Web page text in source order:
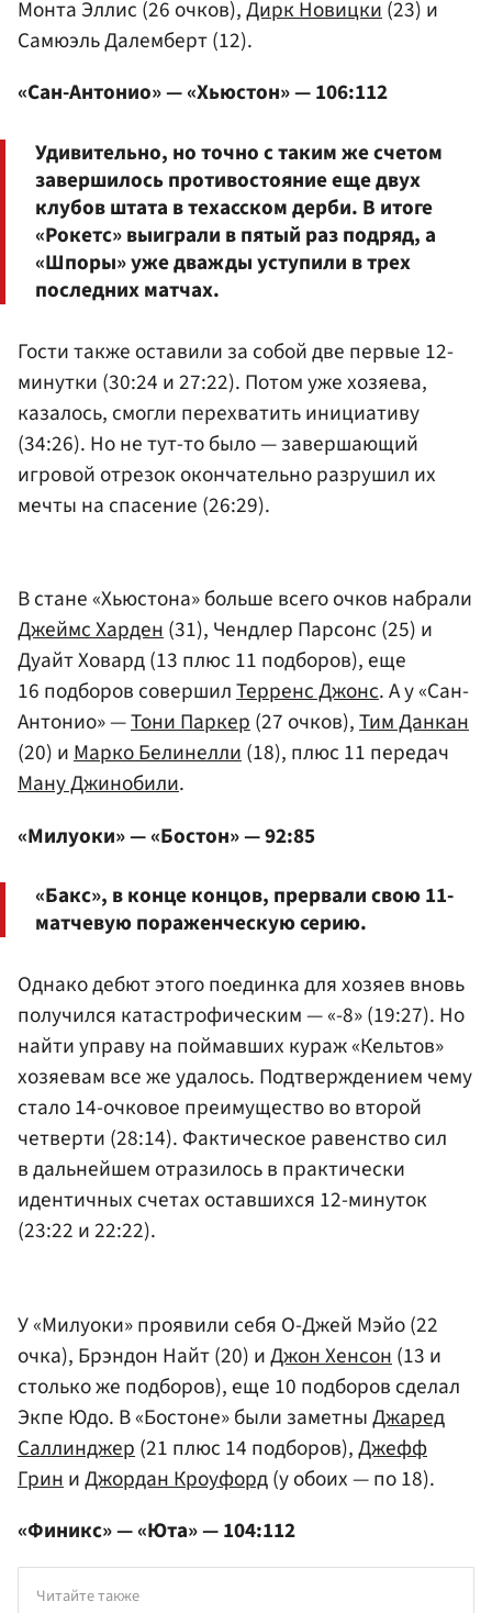
Монта Эллис (26 очков),Дирк Новицки(23) и
Самюэль Далемберт (12).
«Сан-Антонио» — «Хьюстон» — 106:112
Удивительно, но точно с таким же счетом
завершилось противостояние еще двух
клубов штата в техасском дерби. В итоге
«Рокетс» выиграли в пятый раз подряд, а
«Шпоры» уже дважды уступили в трех
последних матчах.
Гости также оставили за собой две первые 12-
минутки (30:24 и 27:22). Потом уже хозяева,
казалось, смогли перехватить инициативу
(34:26). Но не тут-то было — завершающий
игровой отрезок окончательно разрушил их
мечты на спасение (26:29).
В стане «Хьюстона» больше всего очков набрали
Джеймс Харден(31), Чендлер Парсонс (25) и
Дуайт Ховард (13 плюс 11 подборов), еще
16 подборов совершилТерренс Джонс. А у «Сан-
Антонио» —Тони Паркер(27 очков),Тим Данкан
(20) иМарко Белинелли(18), плюс 11 передач
Ману Джинобили.
«Милуоки» — «Бостон» — 92:85
«Бакс», в конце концов, прервали свою 11-
матчевую пораженческую серию.
Однако дебют этого поединка для хозяев вновь
получился катастрофическим — «-8» (19:27). Но
найти управу на поймавших кураж «Кельтов»
хозяевам все же удалось. Подтверждением чему
стало 14-очковое преимущество во второй
четверти (28:14). Фактическое равенство сил
в дальнейшем отразилось в практически
идентичных счетах оставшихся 12-минуток
(23:22 и 22:22).
У «Милуоки» проявили себя О-Джей Мэйо (22
очка), Брэндон Найт (20) иДжон Хенсон(13 и
столько же подборов), еще 10 подборов сделал
Экпе Юдо. В «Бостоне» были заметныДжаред
Саллинджер(21 плюс 14 подборов),Джефф
ГриниДжордан Кроуфорд(у обоих — по 18).
«Финикс» — «Юта» — 104:112
Читайте также